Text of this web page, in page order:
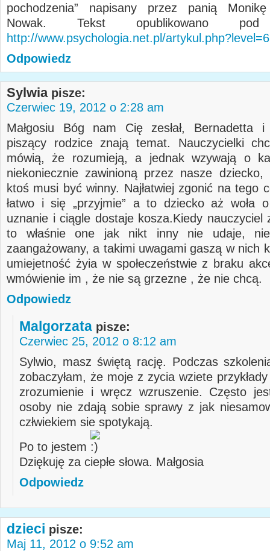
pochodzenia” napisany przez panią
Nowak. Tekst opublikowano pod
http://www.psychologia.net.pl/
Odpowiedz
Sylwia pisze:
Czerwiec 19, 2012 o 2:28 am
Małgosiu Bóg nam Cię zesłał, Bernadetta
piszący rodzice znają temat. Nauczycielki
mówią, że rozumieją, a jednak wzywają o
niekoniecznie zawinioną przez nasze dziecko,
ktoś musi być winny. Najłatwiej zgonić na tego
łatwo i się „przyjmie” a to dziecko aż woła
uznanie i ciągle dostaje kosza.Kiedy nauczyciel
to właśnie one jak nikt inny nie udaje,
zaangażowany, a takimi uwagami gaszą w nich
umiejetność żyia w społeczeństwie z braku
wmówienie im , że nie są grzezne , że nie chcą.
Odpowiedz
Malgorzata pisze:
Czerwiec 25, 2012 o 8:12 am
Sylwio, masz świętą rację. Podczas
zobaczyłam, że moje z zycia wziete przykłady
zrozumienie i wręcz wzruszenie. Często
osoby nie zdają sobie sprawy z jak
człwiekiem sie spotykają.
Po to jestem
Dziękuję za ciepłe słowa. Małgosia
Odpowiedz
dzieci pisze:
Maj 11, 2012 o 9:52 am